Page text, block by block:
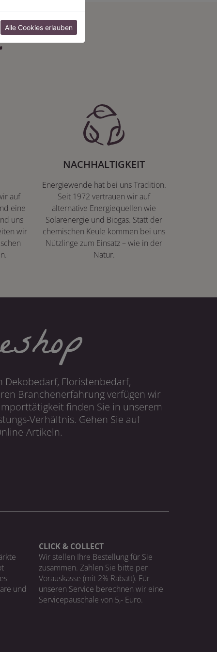
auf
eine
uns
wir
NACHHALTIGKEIT
Energiewende hat bei uns Tradition.
Seit 1972 vertrauen wir auf
alternative Energiequellen wie
Solarenergie und Biogas. Statt der
chemischen Keule kommen bei uns
Nützlinge zum Einsatz – wie in der
Natur.
Floristenbedarf,
Branchenerfahrung verfügen wir
finden Sie in unserem
Verhältnis. Gehen Sie auf
Artikeln.
und
CLICK & COLLECT
Wir stellen Ihre Bestellung für Sie
zusammen. Zahlen Sie bitte per
Vorauskasse (mit 2% Rabatt). Für
unseren Service berechnen wir eine
Servicepauschale von 5,- Euro.
Alle Cookies erlauben